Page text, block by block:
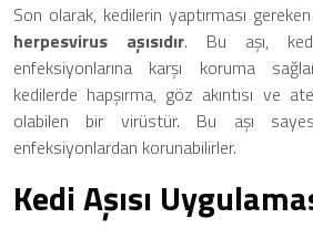
Son olarak, kedilerin yaptırması
herpesvirus aşısıdır. Bu aşı,
enfeksiyonlarına karşı koruma
kedilerde hapşırma, göz akıntısı ve
olabilen bir virüstür. Bu aşı
enfeksiyonlardan korunabilirler.
Kedi Aşısı